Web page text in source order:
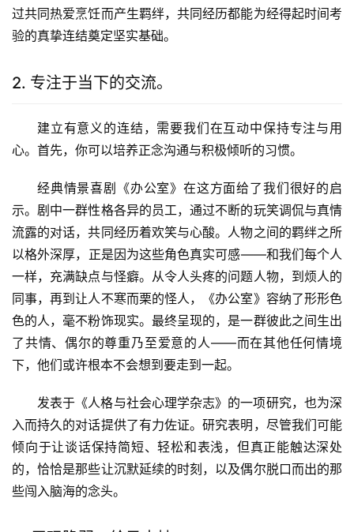
过共同热爱烹饪而产生羁绊，共同经历都能为经得起时间考
验的真挚连结奠定坚实基础。
2. 专注于当下的交流。
建立有意义的连结，需要我们在互动中保持专注与用
心。首先，你可以培养正念沟通与积极倾听的习惯。
经典情景喜剧《办公室》在这方面给了我们很好的启
示。剧中一群性格各异的员工，通过不断的玩笑调侃与真情
流露的对话，共同经历着欢笑与心酸。人物之间的羁绊之所
以格外深厚，正是因为这些角色真实可感——和我们每个人
一样，充满缺点与怪癖。从令人头疼的问题人物，到烦人的
同事，再到让人不寒而栗的怪人，《办公室》容纳了形形色
色的人，毫不粉饰现实。最终呈现的，是一群彼此之间生出
了共情、偶尔的尊重乃至爱意的人——而在其他任何情境
下，他们或许根本不会想到要走到一起。
发表于《人格与社会心理学杂志》的一项研究，也为深
入而持久的对话提供了有力佐证。研究表明，尽管我们可能
倾向于让谈话保持简短、轻松和表浅，但真正能触达深处
的，恰恰是那些让沉默延续的时刻，以及偶尔脱口而出的那
些闯入脑海的念头。